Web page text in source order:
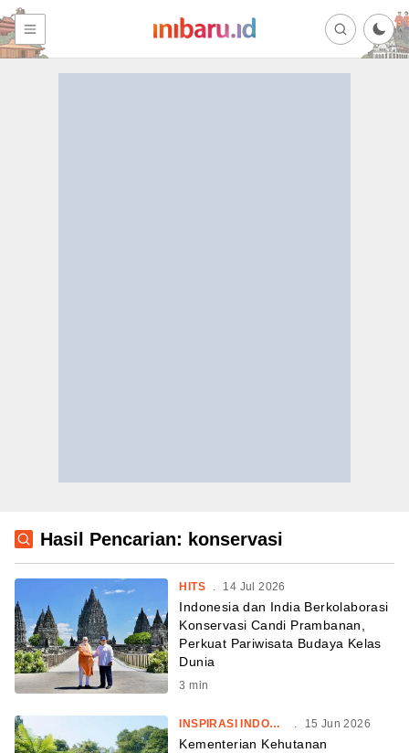
Hasil Pencarian: konservasi
HITS . 14 Jul 2026
Indonesia dan India Berkolaborasi
Konservasi Candi Prambanan,
Perkuat Pariwisata Budaya Kelas
Dunia
3 min
INSPIRASI INDONESIA . 15 Jun 2026
Kementerian Kehutanan